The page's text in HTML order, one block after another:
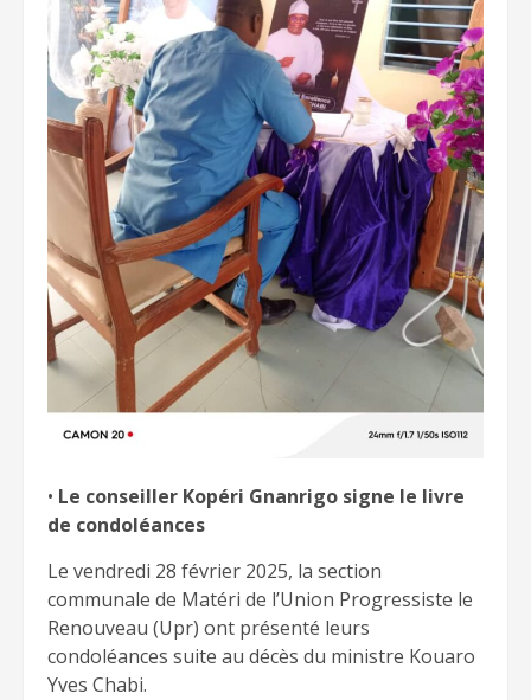
• Le conseiller Kopéri Gnanrigo signe le livre
de condoléances
Le vendredi 28 février 2025, la section
communale de Matéri de l’Union Progressiste le
Renouveau (Upr) ont présenté leurs
condoléances suite au décès du ministre Kouaro
Yves Chabi.